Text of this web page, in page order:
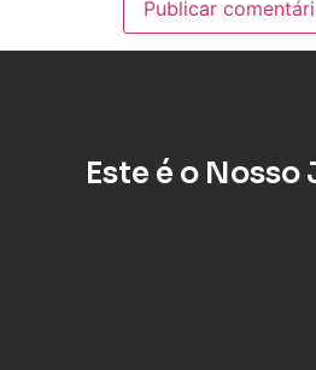
Este é o Nosso